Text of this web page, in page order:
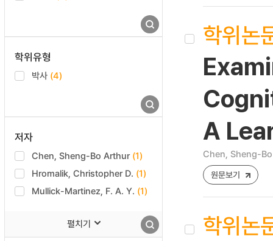
학위유형
박사 (4)
저자
Chen, Sheng-Bo Arthur (1)
Hromalik, Christopher D. (1)
Mullick-Martinez, F. A. Y. (1)
펼치기
학위논
A
Chen, Sheng-
원문보기
학위논